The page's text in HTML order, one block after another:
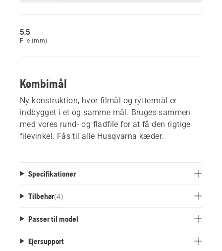
5.5
File (mm)
Kombimål
Ny konstruktion, hvor filmål og ryttermål er
indbygget i et og samme mål. Bruges sammen
med vores rund- og fladfile for at få den rigtige
filevinkel. Fås til alle Husqvarna kæder.
Specifikationer
Tilbehør(4)
Passer til model
Ejersupport